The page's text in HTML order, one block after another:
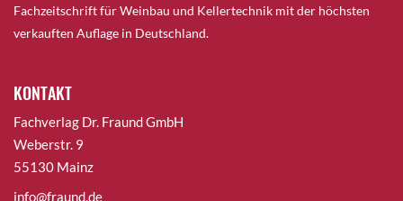
Fachzeitschrift für Weinbau und Kellertechnik mit der höchsten
verkauften Auflage in Deutschland.
KONTAKT
Fachverlag Dr. Fraund GmbH
Weberstr. 9
55130 Mainz
info@fraund.de